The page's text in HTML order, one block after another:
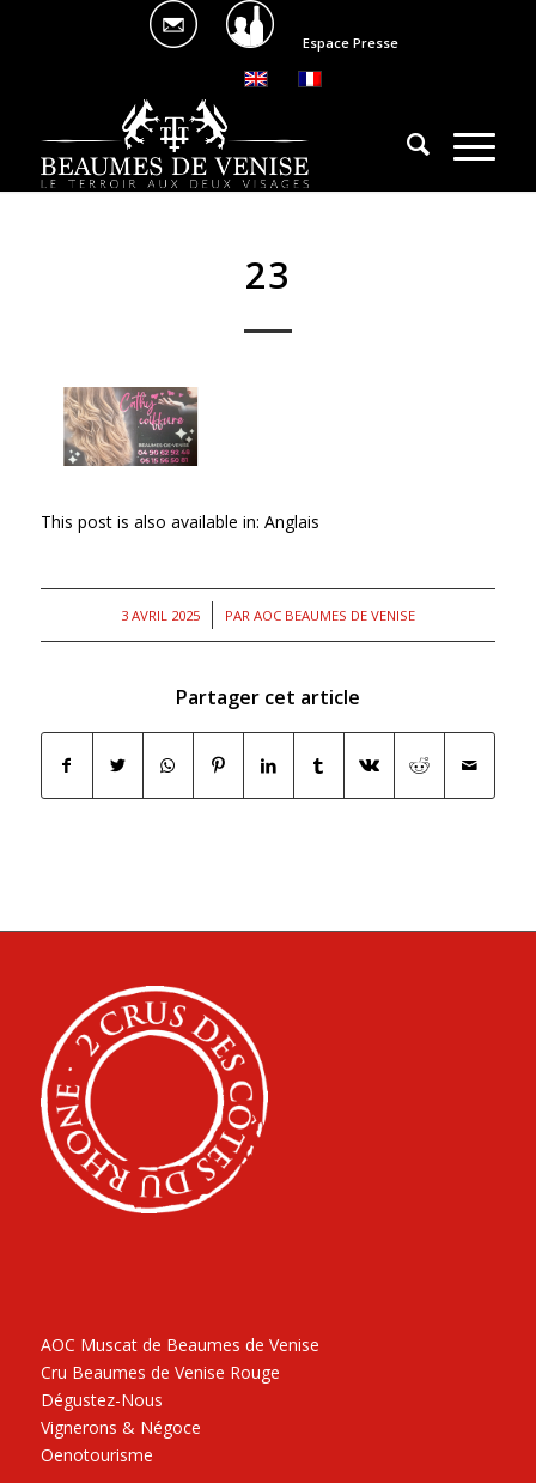
Espace Presse
23
This post is also available in: Anglais
3 AVRIL 2025
/ PAR AOC BEAUMES DE VENISE
Partager cet article
AOC Muscat de Beaumes de Venise
Cru Beaumes de Venise Rouge
Dégustez-Nous
Vignerons & Négoce
Oenotourisme